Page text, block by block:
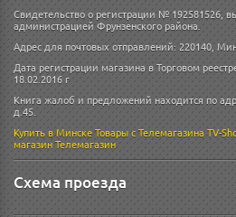
Свидетельство о регистрации № 192581526,
администрацией Фрунзенского района.
Адрес для почтовых отправлений: 220140,
Дата регистрации магазина в Торговом
18.02.2016 г
Книга жалоб и предложений находится по
д.45.
Купить в МинскеТовары с Телемагазина TV-
магазинТелемагазин
Схема проезда